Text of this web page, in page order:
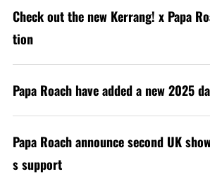
Check out the new Kerrang! x Papa
tion
Papa Roach have added a new 2025
Papa Roach announce second UK
s support